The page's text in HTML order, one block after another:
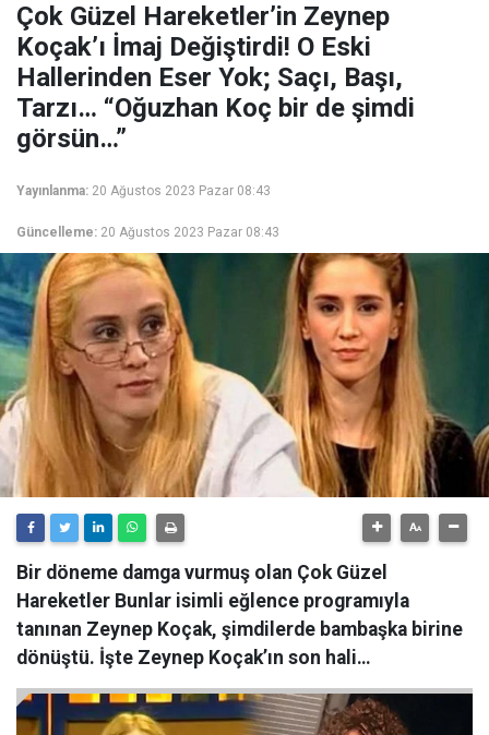
Çok Güzel Hareketler’in Zeynep
Koçak’ı İmaj Değiştirdi! O Eski
Hallerinden Eser Yok; Saçı, Başı,
Tarzı… “Oğuzhan Koç bir de şimdi
görsün…”
Yayınlanma: 20 Ağustos 2023 Pazar 08:43
Güncelleme: 20 Ağustos 2023 Pazar 08:43
Bir döneme damga vurmuş olan Çok Güzel
Hareketler Bunlar isimli eğlence programıyla
tanınan Zeynep Koçak, şimdilerde bambaşka birine
dönüştü. İşte Zeynep Koçak’ın son hali…